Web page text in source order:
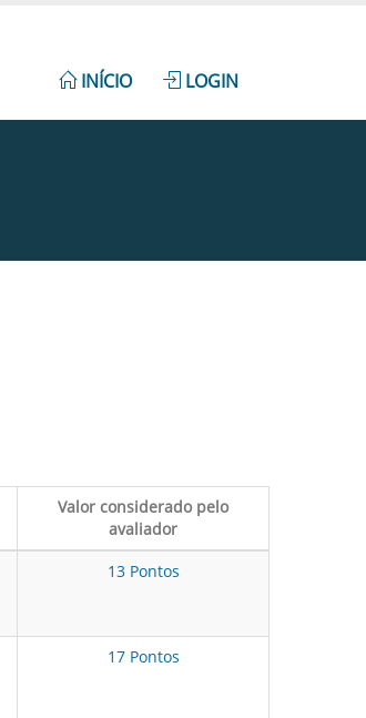
INÍCIO LOGIN
Valor considerado pelo
avaliador
13 Pontos
17 Pontos